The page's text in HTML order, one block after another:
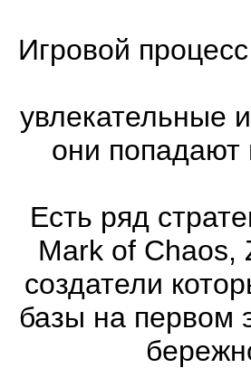
Игровой
увлекательные
они попадают
Есть ряд
Mark of Chaos,
создатели
базы на первом